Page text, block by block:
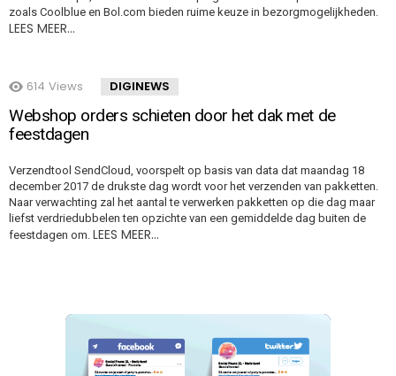
zoals Coolblue en Bol.com bieden ruime keuze in bezorgmogelijkheden.
LEES MEER…
614 Views DIGINEWS
Webshop orders schieten door het dak met de
feestdagen
Verzendtool SendCloud, voorspelt op basis van data dat maandag 18
december 2017 de drukste dag wordt voor het verzenden van pakketten.
Naar verwachting zal het aantal te verwerken pakketten op die dag maar
liefst verdriedubbelen ten opzichte van een gemiddelde dag buiten de
feestdagen om. LEES MEER…